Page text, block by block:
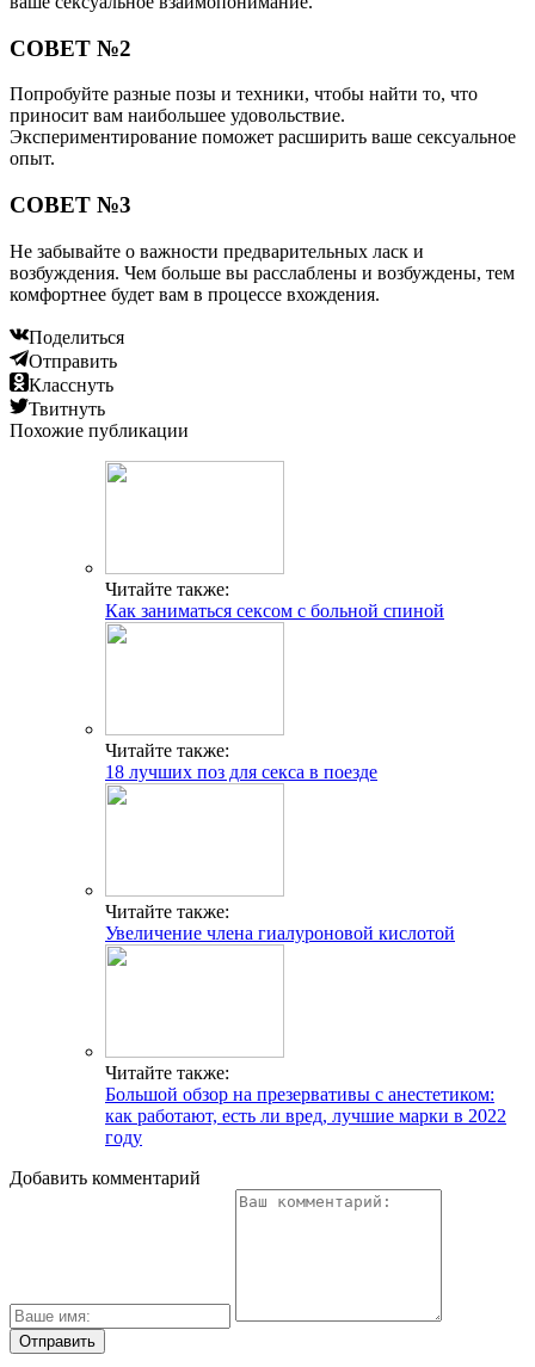
СОВЕТ №2
Попробуйте разные позы и техники, чтобы найти то, что
приносит вам наибольшее удовольствие.
Экспериментирование поможет расширить ваше сексуальное
опыт.
СОВЕТ №3
Не забывайте о важности предварительных ласк и
возбуждения. Чем больше вы расслаблены и возбуждены, тем
комфортнее будет вам в процессе вхождения.
Поделиться
Отправить
Класснуть
Твитнуть
Похожие публикации
Читайте также:
Как заниматься сексом с больной спиной
Читайте также:
18 лучших поз для секса в поезде
Читайте также:
Увеличение члена гиалуроновой кислотой
Читайте также:
Большой обзор на презервативы с анестетиком:
как работают, есть ли вред, лучшие марки в 2022
году
Добавить комментарий